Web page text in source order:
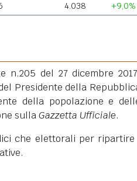
4.038 +9,0%
n.205 del 27 dicembre
Presidente della
della popolazione e
sullaGazzetta Ufficiale.
che elettorali per ripartire